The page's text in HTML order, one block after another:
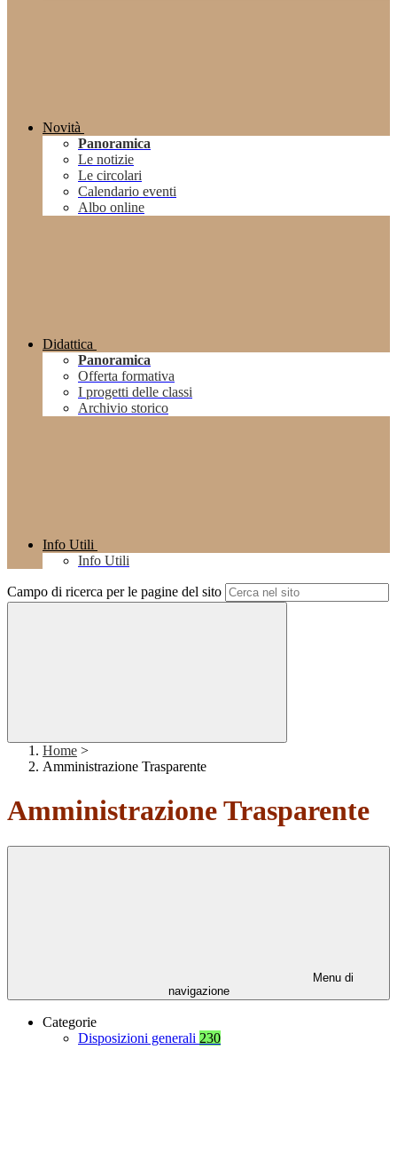
Novità
Panoramica
Le notizie
Le circolari
Calendario eventi
Albo online
Didattica
Panoramica
Offerta formativa
I progetti delle classi
Archivio storico
Info Utili
Info Utili
Campo di ricerca per le pagine del sito
Home >
Amministrazione Trasparente
Amministrazione Trasparente
Menu di
navigazione
Categorie
Disposizioni generali 230